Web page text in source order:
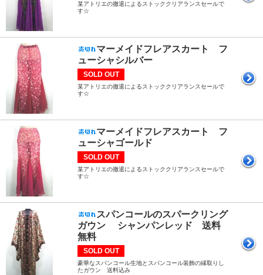
某アトリエの撤退によるストッククリアランスセールで
す☆
マーメイドフレアスカート フ
ューシャシルバー
SOLD OUT
某アトリエの撤退によるストッククリアランスセールで
す☆
マーメイドフレアスカート フ
ューシャゴールド
SOLD OUT
某アトリエの撤退によるストッククリアランスセールで
す☆
スパンコールのスパークリング
ガウン シャンパンレッド 送料
無料
SOLD OUT
豪華なスパンコール生地とスパンコール装飾の縁取りし
たガウン 送料込み